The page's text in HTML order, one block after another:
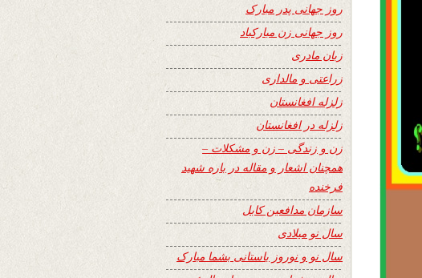
روز جهانی پدر مبارک
روز جهانی زن مبارکباد
زبان مادری
زراعتی و مالداری
زلزله افغانستان
زلزله در افغانستان
زن و زندگی – زن و مشکلات –
همچنان اشعار و مقاله در باره شهید
فرخنده
سازمان مدافعین کابل
سال نو میلادی
سال نو و نوروز باستانی بشما مبارک